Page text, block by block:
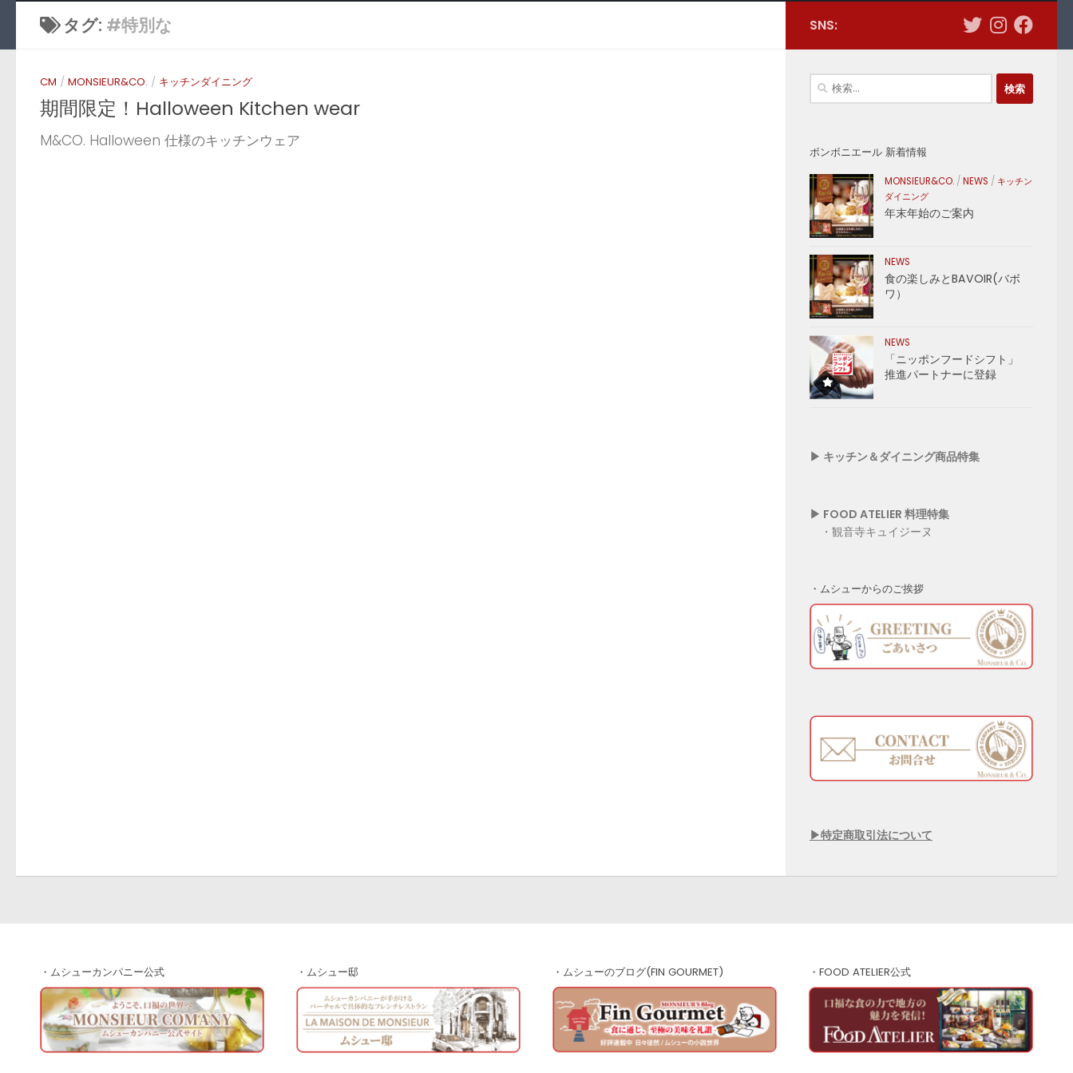
タグ: #特別な
CM / MONSIEUR&CO. / キッチンダイニング
期間限定！Halloween Kitchen wear
M&CO. Halloween 仕様のキッチンウェア
SNS:
検
索:
ボンボニエール 新着情報
MONSIEUR&CO. / NEWS / キッチン
ダイニング
年末年始のご案内
NEWS
食の楽しみとBAVOIR(バボ
ワ）
NEWS
「ニッポンフードシフト」
推進パートナーに登録
▶︎ キッチン＆ダイニング商品特集
▶︎ FOOD ATELIER 料理特集
・ 観音寺キュイジーヌ
・ムシューからのご挨拶
▶︎特定商取引法について
・ムシューカンパニー公式 ・ムシュー邸 ・ムシューのブログ(FIN GOURMET) ・FOOD ATELIER公式